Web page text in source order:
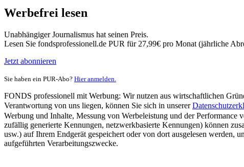
Werbefrei lesen
Unabhängiger Journalismus hat seinen Preis.
Lesen Sie fondsprofessionell.de PUR für 27,99€ pro Monat (jährliche
Jetzt abonnieren
Sie haben ein PUR-Abo? Hier anmelden.
FONDS professionell mit Werbung: Wir nutzen aus wirtschaftlichen
Verantwortung von uns liegen, können Sie sich in unserer
Werbung und Inhalte, Messung von Werbeleistung und der
zufällig generierte Kennungen, netzwerkbasierte Kennungen) können
usw.) auf Ihrem Endgerät gespeichert oder von dort ausgelesen werden,
aufgeführten Verarbeitungszwecke.